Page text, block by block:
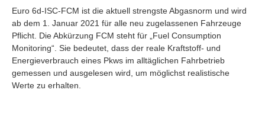
Euro 6d-ISC-FCM ist die aktuell strengste Abgasnorm und wird
ab dem 1. Januar 2021 für alle neu zugelassenen Fahrzeuge
Pflicht. Die Abkürzung FCM steht für „Fuel Consumption
Monitoring“. Sie bedeutet, dass der reale Kraftstoff- und
Energieverbrauch eines Pkws im alltäglichen Fahrbetrieb
gemessen und ausgelesen wird, um möglichst realistische
Werte zu erhalten.